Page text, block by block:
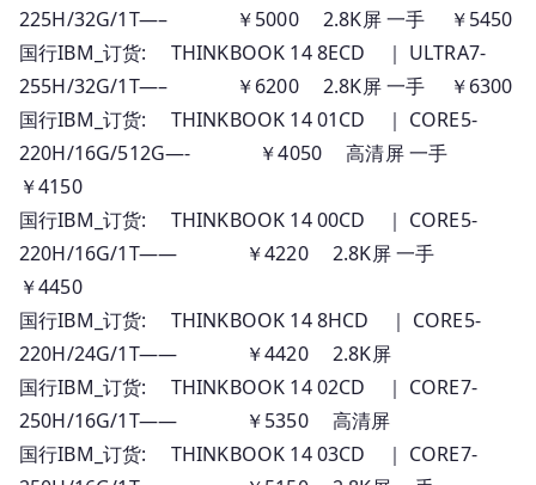
225H/32G/1T—– ￥5000 2.8K屏 一手 ￥5450
国行IBM_订货: THINKBOOK 14 8ECD ｜ ULTRA7-
255H/32G/1T—– ￥6200 2.8K屏 一手 ￥6300
国行IBM_订货: THINKBOOK 14 01CD ｜ CORE5-
220H/16G/512G—- ￥4050 高清屏 一手
￥4150
国行IBM_订货: THINKBOOK 14 00CD ｜ CORE5-
220H/16G/1T—— ￥4220 2.8K屏 一手
￥4450
国行IBM_订货: THINKBOOK 14 8HCD ｜ CORE5-
220H/24G/1T—— ￥4420 2.8K屏
国行IBM_订货: THINKBOOK 14 02CD ｜ CORE7-
250H/16G/1T—— ￥5350 高清屏
国行IBM_订货: THINKBOOK 14 03CD ｜ CORE7-